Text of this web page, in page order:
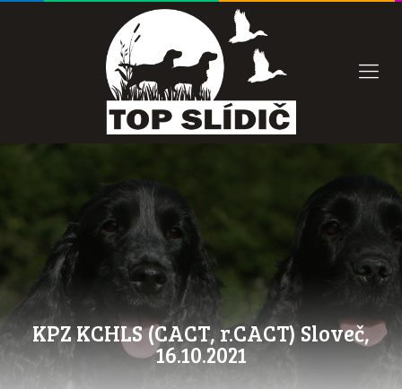
KPZ KCHLS (CACT, r.CACT) Sloveč,
16.10.2021